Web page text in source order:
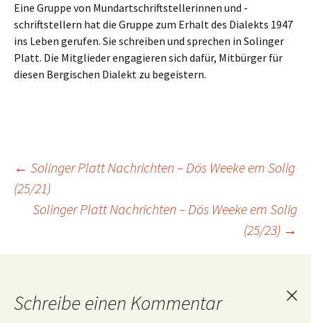
Eine Gruppe von Mundartschriftstellerinnen und -
schriftstellern hat die Gruppe zum Erhalt des Dialekts 1947
ins Leben gerufen. Sie schreiben und sprechen in Solinger
Platt. Die Mitglieder engagieren sich dafür, Mitbürger für
diesen Bergischen Dialekt zu begeistern.
Beitragsnavigation
← Solinger Platt Nachrichten – Dös Weeke em Solig
(25/21)
Solinger Platt Nachrichten – Dös Weeke em Solig
(25/23) →
Schreibe einen Kommentar